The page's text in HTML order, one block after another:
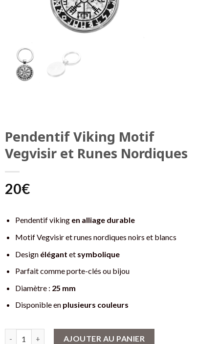
Pendentif Viking Motif
Vegvisir et Runes Nordiques
20€
Pendentif viking en alliage durable
Motif Vegvisir et runes nordiques noirs et blancs
Design élégant et symbolique
Parfait comme porte-clés ou bijou
Diamètre : 25 mm
Disponible en plusieurs couleurs
AJOUTER AU PANIER